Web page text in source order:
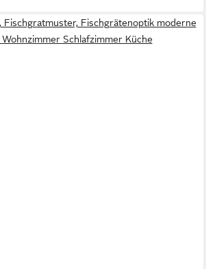
Fischgratmuster, Fischgrätenoptik moderne
Schlafzimmer Küche